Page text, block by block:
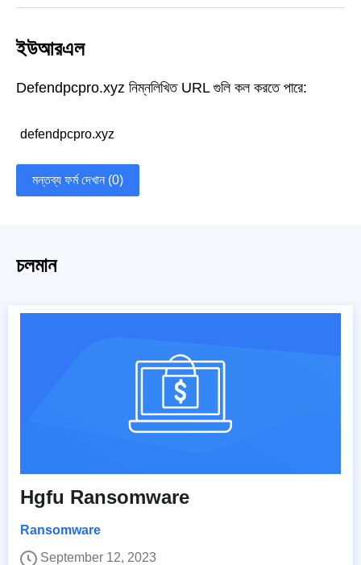
ইউআরএল
Defendpcpro.xyz নিম্নলিখিত URL গুলি কল করতে পারে:
defendpcpro.xyz
মন্তব্য ফর্ম দেখান (0)
চলমান
Hgfu Ransomware
Ransomware
September 12, 2023